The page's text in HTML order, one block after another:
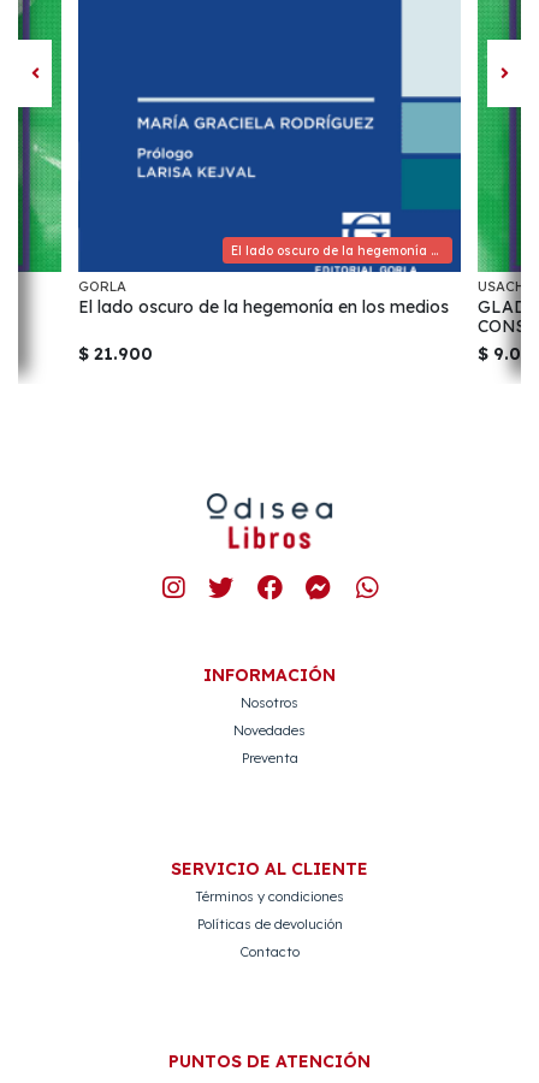
El lado oscuro de la hegemonía en los medios
GORLA
El lado oscuro de la hegemonía en los medios
$ 21.900
USACH
$
INFORMACIÓN
Nosotros
Novedades
Preventa
SERVICIO AL CLIENTE
Términos y condiciones
Políticas de devolución
Contacto
PUNTOS DE ATENCIÓN